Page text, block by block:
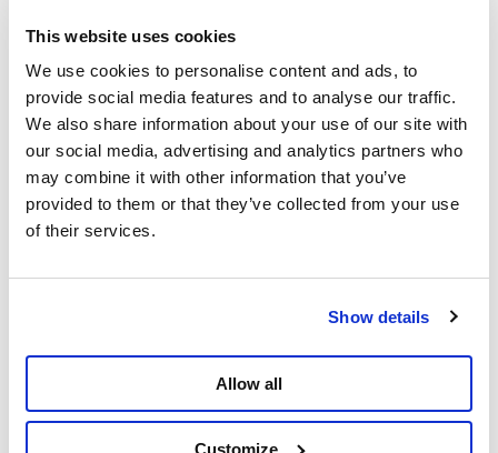
This website uses cookies
We use cookies to personalise content and ads, to
provide social media features and to analyse our traffic.
We also share information about your use of our site with
our social media, advertising and analytics partners who
may combine it with other information that you’ve
provided to them or that they’ve collected from your use
of their services.
Show details
Allow all
Customize
Député à la Chambre
TikTok
Instagram
Facebook
Twitter
En savoir plus